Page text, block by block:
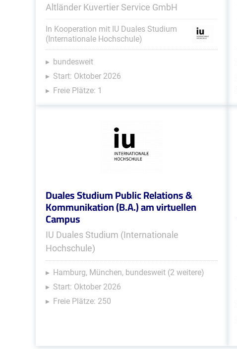
Altländer Kuvertier Service GmbH
In Kooperation mit IU Duales Studium
(Internationale Hochschule)
bundesweit
Start: Oktober 2026
Freie Plätze: 1
Duales Studium Public Relations &
Kommunikation (B.A.) am virtuellen
Campus
IU Duales Studium (Internationale
Hochschule)
Hamburg, München, bundesweit (2 weitere)
Start: Oktober 2026
Freie Plätze: 250